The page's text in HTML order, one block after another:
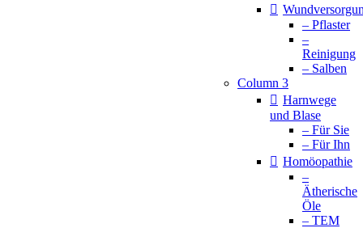
– Pflaster
–
Reinigung
– Salben
Column 3
Harnwege
und Blase
– Für Sie
– Für Ihn
Homöopathie
–
Ätherische
Öle
– TEM